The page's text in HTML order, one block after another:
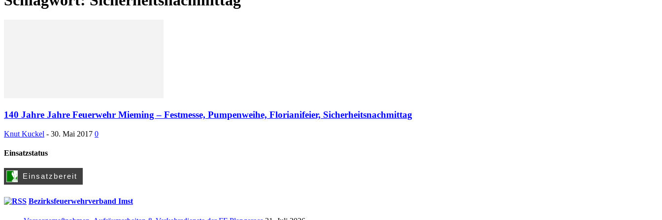
140 Jahre Jahre Feuerwehr Mieming – Festmesse, Pumpenweihe, Florianifeier, Sicherheitsnachmittag
Knut Kuckel - 30. Mai 2017 0
Einsatzstatus
Bezirksfeuerwehrverband Imst